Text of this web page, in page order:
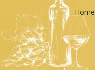
Home